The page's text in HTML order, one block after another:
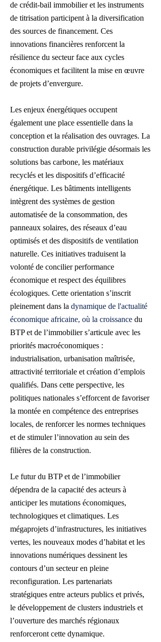
de crédit-bail immobilier et les instruments
de titrisation participent à la diversification
des sources de financement. Ces
innovations financières renforcent la
résilience du secteur face aux cycles
économiques et facilitent la mise en œuvre
de projets d’envergure.
Les enjeux énergétiques occupent
également une place essentielle dans la
conception et la réalisation des ouvrages. La
construction durable privilégie désormais les
solutions bas carbone, les matériaux
recyclés et les dispositifs d’efficacité
énergétique. Les bâtiments intelligents
intègrent des systèmes de gestion
automatisée de la consommation, des
panneaux solaires, des réseaux d’eau
optimisés et des dispositifs de ventilation
naturelle. Ces initiatives traduisent la
volonté de concilier performance
économique et respect des équilibres
écologiques. Cette orientation s’inscrit
pleinement dans la dynamique de l'actualité
économique africaine, où la croissance du
BTP et de l’immobilier s’articule avec les
priorités macroéconomiques :
industrialisation, urbanisation maîtrisée,
attractivité territoriale et création d’emplois
qualifiés. Dans cette perspective, les
politiques nationales s’efforcent de favoriser
la montée en compétence des entreprises
locales, de renforcer les normes techniques
et de stimuler l’innovation au sein des
filières de la construction.
Le futur du BTP et de l’immobilier
dépendra de la capacité des acteurs à
anticiper les mutations économiques,
technologiques et climatiques. Les
mégaprojets d’infrastructures, les initiatives
vertes, les nouveaux modes d’habitat et les
innovations numériques dessinent les
contours d’un secteur en pleine
reconfiguration. Les partenariats
stratégiques entre acteurs publics et privés,
le développement de clusters industriels et
l’ouverture des marchés régionaux
renforceront cette dynamique.